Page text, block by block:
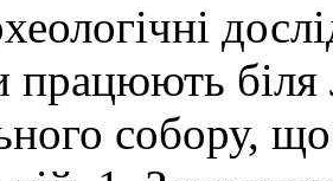
працюють біля
собору,